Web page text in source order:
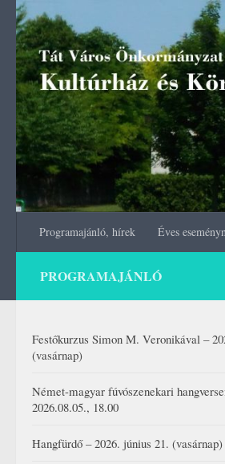
Skip to content
Programajánló, hírek Éves
PROGRAMAJÁNLÓ
Festőkurzus Simon M. Veronikával –
(vasárnap)
Német-magyar fúvószenekari
2026.08.05., 18.00
Hangfürdő – 2026. június 21. (vasárnap)